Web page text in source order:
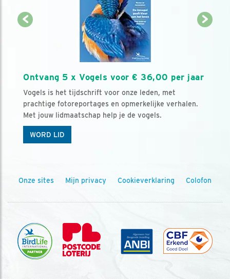
Ontvang 5 x Vogels voor € 36,00 per jaar
Vogels is het tijdschrift voor onze leden, met
prachtige fotoreportages en opmerkelijke verhalen.
Met jouw lidmaatschap help je de vogels.
WORD LID
Onze sites Mijn privacy Cookieverklaring Colofon